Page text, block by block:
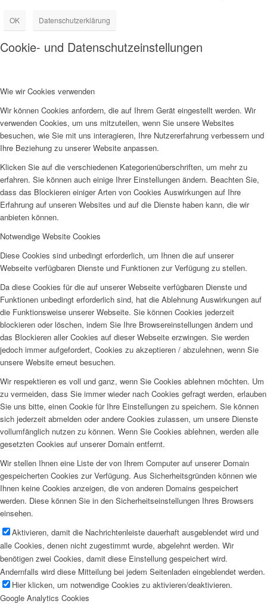
OK Datenschutzerklärung
Cookie- und Datenschutzeinstellungen
Wie wir Cookies verwenden
Wir können Cookies anfordern, die auf Ihrem Gerät eingestellt werden. Wir
verwenden Cookies, um uns mitzuteilen, wenn Sie unsere Websites
besuchen, wie Sie mit uns interagieren, Ihre Nutzererfahrung verbessern und
Ihre Beziehung zu unserer Website anpassen.
Klicken Sie auf die verschiedenen Kategorienüberschriften, um mehr zu
erfahren. Sie können auch einige Ihrer Einstellungen ändern. Beachten Sie,
dass das Blockieren einiger Arten von Cookies Auswirkungen auf Ihre
Erfahrung auf unseren Websites und auf die Dienste haben kann, die wir
anbieten können.
Notwendige Website Cookies
Diese Cookies sind unbedingt erforderlich, um Ihnen die auf unserer
Webseite verfügbaren Dienste und Funktionen zur Verfügung zu stellen.
Da diese Cookies für die auf unserer Webseite verfügbaren Dienste und
Funktionen unbedingt erforderlich sind, hat die Ablehnung Auswirkungen auf
die Funktionsweise unserer Webseite. Sie können Cookies jederzeit
blockieren oder löschen, indem Sie Ihre Browsereinstellungen ändern und
das Blockieren aller Cookies auf dieser Webseite erzwingen. Sie werden
jedoch immer aufgefordert, Cookies zu akzeptieren / abzulehnen, wenn Sie
unsere Website erneut besuchen.
Wir respektieren es voll und ganz, wenn Sie Cookies ablehnen möchten. Um
zu vermeiden, dass Sie immer wieder nach Cookies gefragt werden, erlauben
Sie uns bitte, einen Cookie für Ihre Einstellungen zu speichern. Sie können
sich jederzeit abmelden oder andere Cookies zulassen, um unsere Dienste
vollumfänglich nutzen zu können. Wenn Sie Cookies ablehnen, werden alle
gesetzten Cookies auf unserer Domain entfernt.
Wir stellen Ihnen eine Liste der von Ihrem Computer auf unserer Domain
gespeicherten Cookies zur Verfügung. Aus Sicherheitsgründen können wie
Ihnen keine Cookies anzeigen, die von anderen Domains gespeichert
werden. Diese können Sie in den Sicherheitseinstellungen Ihres Browsers
einsehen.
Aktivieren, damit die Nachrichtenleiste dauerhaft ausgeblendet wird und
alle Cookies, denen nicht zugestimmt wurde, abgelehnt werden. Wir
benötigen zwei Cookies, damit diese Einstellung gespeichert wird.
Andernfalls wird diese Mitteilung bei jedem Seitenladen eingeblendet werden.
Hier klicken, um notwendige Cookies zu aktivieren/deaktivieren.
Google Analytics Cookies